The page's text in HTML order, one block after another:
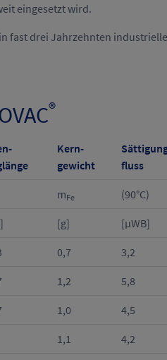
eingesetzt wird.
fast drei Jahrzehnten
®
Kern-
gewicht
fluss
mFe (90°C)
[g] [µWB]
0,7 3,2
1,2 5,8
1,0 4,5
1,1 4,2